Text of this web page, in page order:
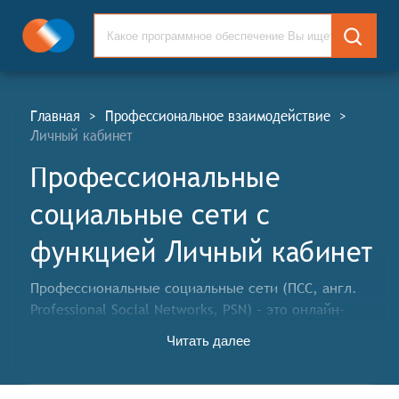
Главная > Профессиональное взаимодействие >
Личный кабинет
Профессиональные
социальные сети c
функцией Личный кабинет
Профессиональные социальные сети (ПСС, англ.
Professional Social Networks, PSN) – это онлайн-
облегчения деловых контактов и выстраивания
Читать далее